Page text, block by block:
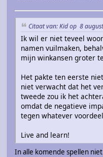
Citaat van: Kid op 8
Ik wil er niet teveel
namen vuilmaken,
mijn winkansen groter
Het pakte ten eerste
niet verwacht dat het
tweede zou ik het
omdat de negatieve
tegen whatever
Live and learn!
In alle komende spellen